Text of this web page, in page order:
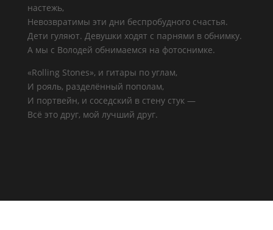
настежь,
Невозвратимы эти дни беспробудного счастья.
Дети гуляют. Девушки ходят с парнями в обнимку.
А мы с Володей обнимаемся на фотоснимке.
«Rolling Stones», и гитары по углам,
И рояль, разделённый пополам,
И портвейн, и соседский в стену стук —
Всё это друг, мой лучший друг.